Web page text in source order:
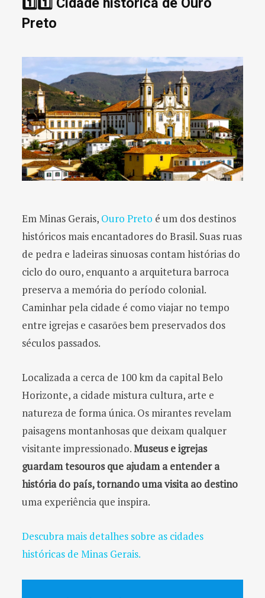
Preto
Em Minas Gerais, Ouro Preto é um dos destinos
históricos mais encantadores do Brasil. Suas ruas
de pedra e ladeiras sinuosas contam histórias do
ciclo do ouro, enquanto a arquitetura barroca
preserva a memória do período colonial.
Caminhar pela cidade é como viajar no tempo
entre igrejas e casarões bem preservados dos
séculos passados.
Localizada a cerca de 100 km da capital Belo
Horizonte, a cidade mistura cultura, arte e
natureza de forma única. Os mirantes revelam
paisagens montanhosas que deixam qualquer
visitante impressionado.Museus e igrejas
guardam tesouros que ajudam a entender a
história do país, tornando uma visita ao destino
uma experiência que inspira.
Descubra mais detalhes sobre as cidades
históricas de Minas Gerais.